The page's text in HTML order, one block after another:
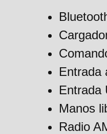
Entrada
Entrada
Manos
Radio